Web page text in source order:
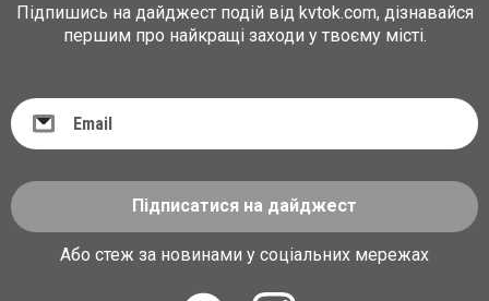
Підпишись на дайджест подій від kvtok.com, дізнавайся
першим про найкращі заходи у твоєму місті.
Підписатися на дайджест
Або стеж за новинами у соціальних мережах